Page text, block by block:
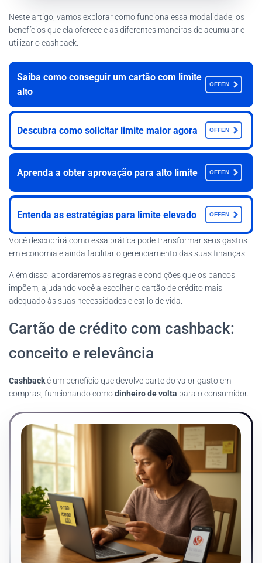
Neste artigo, vamos explorar como funciona essa modalidade, os
benefícios que ela oferece e as diferentes maneiras de acumular e
utilizar o cashback.
Saiba como conseguir um cartão com limite
alto
OFFEN
Descubra como solicitar limite maior agora OFFEN
Aprenda a obter aprovação para alto limite OFFEN
Entenda as estratégias para limite elevado OFFEN
Você descobrirá como essa prática pode transformar seus gastos
em economia e ainda facilitar o gerenciamento das suas finanças.
Além disso, abordaremos as regras e condições que os bancos
impõem, ajudando você a escolher o cartão de crédito mais
adequado às suas necessidades e estilo de vida.
Cartão de crédito com cashback:
conceito e relevância
Cashbacké um benefício que devolve parte do valor gasto em
compras, funcionando comodinheiro de volta para o consumidor.